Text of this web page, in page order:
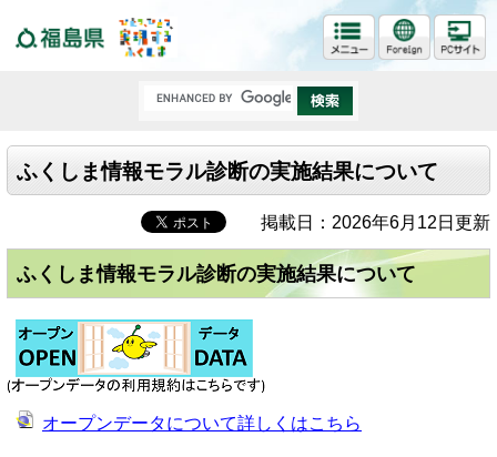
ふくしま情報モラル診断の実施結果について
掲載日：2026年6月12日更新
ふくしま情報モラル診断の実施結果について
オープンデータについて詳しくはこちら